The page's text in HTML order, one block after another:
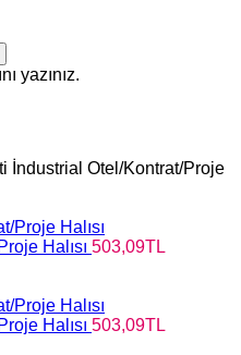
yazınız.
İndustrial Otel/Kontrat/Proje
Halısı 503,09TL
Halısı 503,09TL